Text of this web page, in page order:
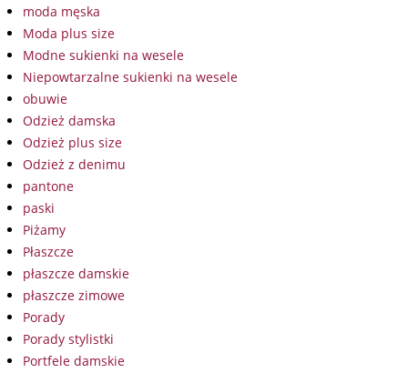
moda męska
Moda plus size
Modne sukienki na wesele
Niepowtarzalne sukienki na wesele
obuwie
Odzież damska
Odzież plus size
Odzież z denimu
pantone
paski
Piżamy
Płaszcze
płaszcze damskie
płaszcze zimowe
Porady
Porady stylistki
Portfele damskie